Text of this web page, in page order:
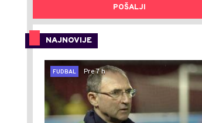
POŠALJI
NAJNOVIJE
FUDBAL
Pre 7 h